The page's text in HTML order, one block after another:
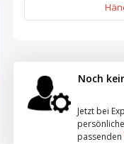
Noch
Jetzt bei
passenden